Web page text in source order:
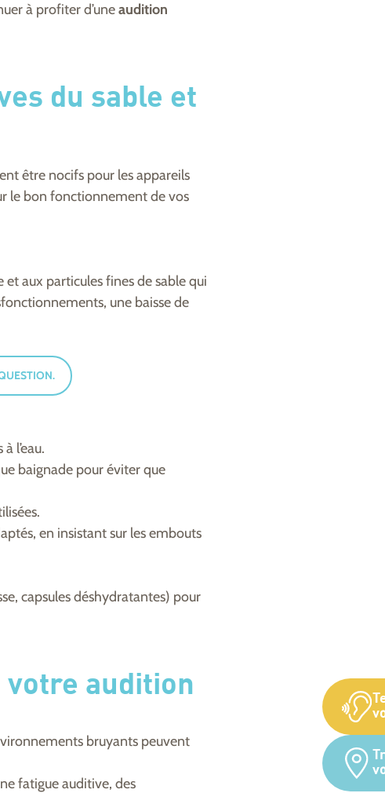
à profiter d’uneaudition
du sable et
être nocifs pour les appareils
le bon fonctionnement de vos
et aux particules fines de sable qui
une baisse de
l’eau.
baignade pour éviter que
en insistant sur les embouts
capsules déshydratantes) pour
votre audition
bruyants peuvent
fatigue auditive, des